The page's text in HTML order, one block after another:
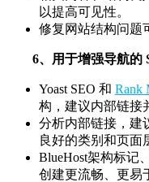
以提高可见性。
修复网站结构问题
6、用于增强导航的
Yoast SEO 和 Rank
构，建议内部链接
分析内部链接，建
良好的类别和页面
BlueHost架构标记
创建更流畅、更易